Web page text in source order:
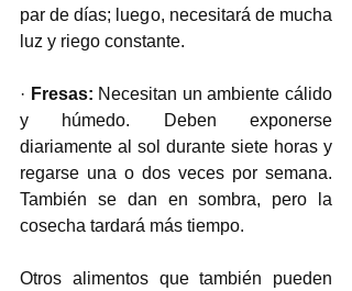
par de días; luego, necesitará de mucha
luz y riego constante.
· Fresas: Necesitan un ambiente cálido
y húmedo. Deben exponerse
diariamente al sol durante siete horas y
regarse una o dos veces por semana.
También se dan en sombra, pero la
cosecha tardará más tiempo.
Otros alimentos que también pueden